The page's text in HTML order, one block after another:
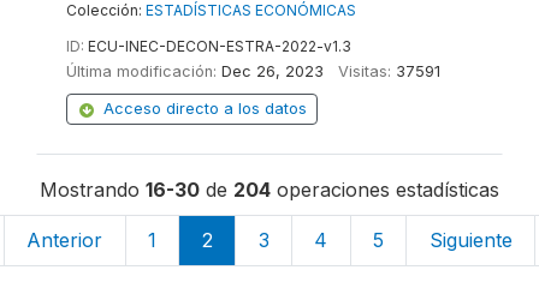
Colección: ESTADÍSTICAS ECONÓMICAS
ID: ECU-INEC-DECON-ESTRA-2022-v1.3
Última modificación: Dec 26, 2023 Visitas: 37591
Acceso directo a los datos
Mostrando 16-30 de 204 operaciones estadísticas
Anterior 1 2 3 4 5 Siguiente